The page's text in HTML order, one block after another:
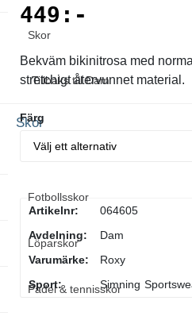
Skor
Tillbaks till Dam
Skor
Visa allt inom Skor
Fotbollsskor
Löparskor
Padel & tennisskor
449 :-
Bekväm bikinitrosa med
stretchigt återvunnet material.
Färg
Artikelnr:
064605
Avdelning:
Dam
Varumärke:
Roxy
Sport:
Simning